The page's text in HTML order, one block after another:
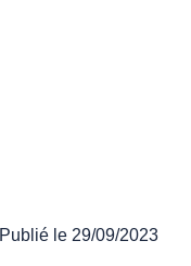
Publié le 29/09/2023